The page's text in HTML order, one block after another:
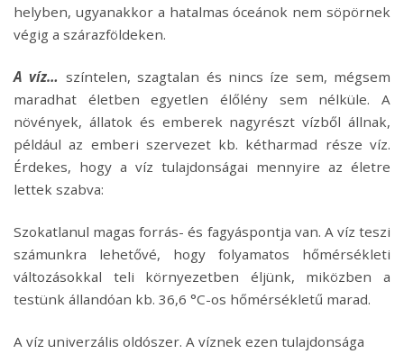
helyben, ugyanakkor a hatalmas óceánok nem söpörnek
végig a szárazföldeken.
A víz… színtelen, szagtalan és nincs íze sem, mégsem
maradhat életben egyetlen élőlény sem nélküle. A
növények, állatok és emberek nagyrészt vízből állnak,
például az emberi szervezet kb. kétharmad része víz.
Érdekes, hogy a víz tulajdonságai mennyire az életre
lettek szabva:
Szokatlanul magas forrás- és fagyáspontja van. A víz teszi
számunkra lehetővé, hogy folyamatos hőmérsékleti
változásokkal teli környezetben éljünk, miközben a
testünk állandóan kb. 36,6 °C-os hőmérsékletű marad.
A víz univerzális oldószer. A víznek ezen tulajdonsága